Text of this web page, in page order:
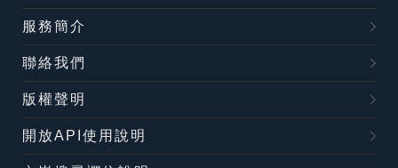
服務簡介
聯絡我們
版權聲明
開放API使用說明